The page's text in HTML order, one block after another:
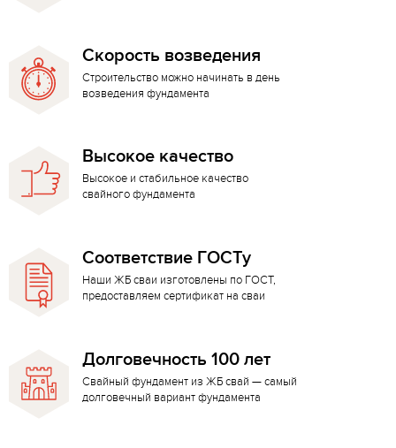
Скорость возведения
Строительство можно начинать в день
возведения фундамента
Высокое качество
Высокое и стабильное качество
свайного фундамента
Соответствие ГОСТу
Наши ЖБ сваи изготовлены по ГОСТ,
предоставляем сертификат на сваи
Долговечность 100 лет
Свайный фундамент из ЖБ свай — самый
долговечный вариант фундамента